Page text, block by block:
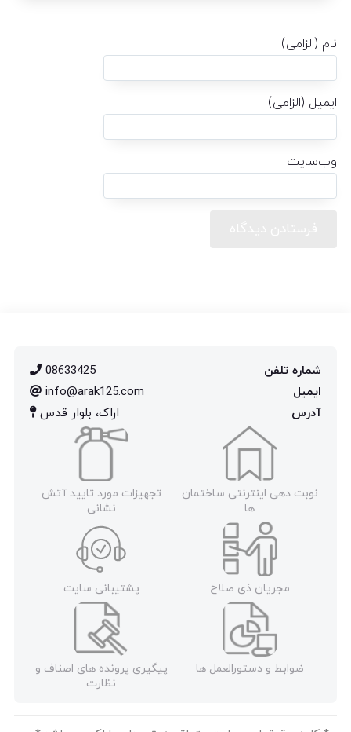
نام (الزامی)
ایمیل (الزامی)
وب‌سایت
شماره تلفن
08633425
ایمیل
info@arak125.com
آدرس
اراک، بلوار قدس
نوبت دهی اینترنتی ساختمان
ها
تجهیزات مورد تایید آتش
نشانی
مجریان ذی صلاح پشتیبانی سایت
ضوابط و دستورالعمل ها
پیگیری پرونده های اصناف و
نظارت